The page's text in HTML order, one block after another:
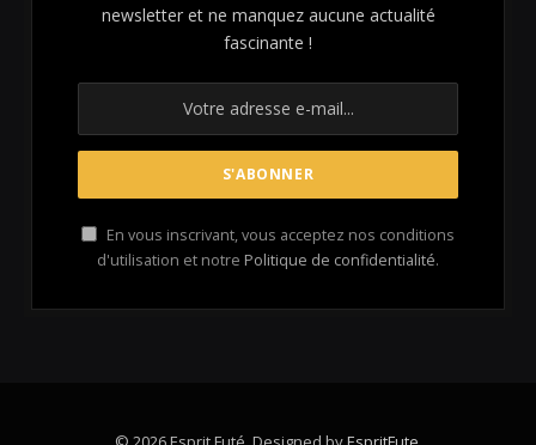
newsletter et ne manquez aucune actualité
fascinante !
En vous inscrivant, vous acceptez nos conditions
d'utilisation et notre Politique de confidentialité.